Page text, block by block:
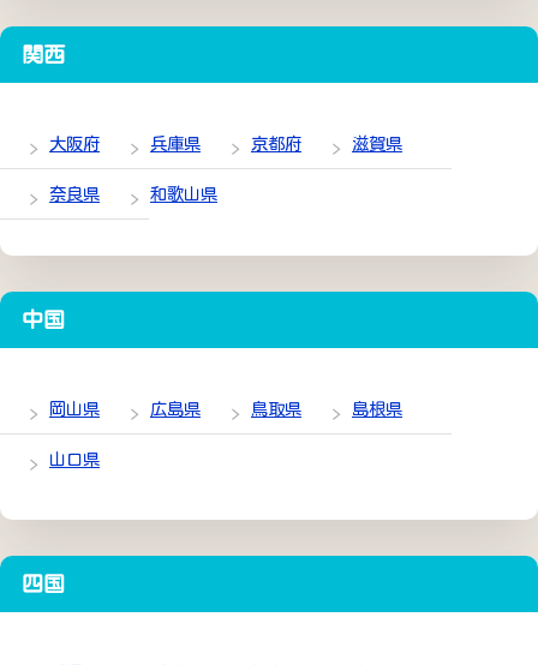
関西
大阪府 兵庫県 京都府 滋賀県
奈良県 和歌山県
中国
岡山県 広島県 鳥取県 島根県
山口県
四国